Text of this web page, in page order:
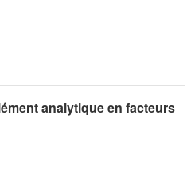
analytique en facteurs